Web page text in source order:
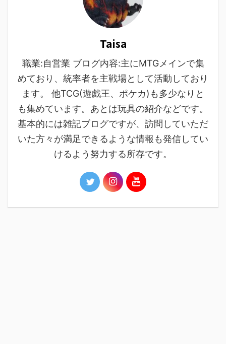
Taisa
職業:自営業 ブログ内容:主にMTGメインで集
めており、統率者を主戦場として活動しており
ます。 他TCG(遊戯王、ポケカ)も多少なりと
も集めています。あとは玩具の紹介などです。
基本的には雑記ブログですが、訪問していただ
いた方々が満足できるような情報も発信してい
けるよう努力する所存です。